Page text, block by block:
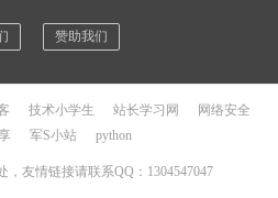
赞助我们
技术小学生 站长学习网
网络安全
军S小站 python
友情链接请联系QQ：1304547047